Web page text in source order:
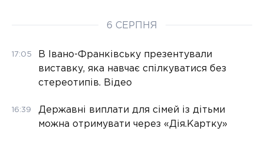
6 СЕРПНЯ
17:05
В Івано-Франківську презентували
виставку, яка навчає спілкуватися без
стереотипів. Відео
16:39
Державні виплати для сімей із дітьми
можна отримувати через «Дія.Картку»